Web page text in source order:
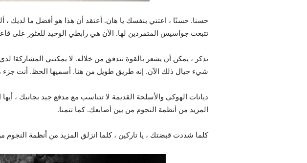
حسنا. حسنًا ، اعتني بنفسك يا هان. أعتقد أن هذا هو أفضل ما لديك
تتبعت جواسيس المتمردين لها. الآن هي رابطي الوحيد للعثور على
تذكر ، يمكن أن يشعر بالقوة تتدفق من خلاله. لا يمكنني المشاركة!
شيء حيال ذلك الآن. إنه طريق طويل من هنا. أسميها الحظ. أنت جزء
ديانات الهوكي والأسلحة القديمة لا تتناسب مع مدفع جيد بجانبك ،
المزيد من أنظمة النجوم من بين أصابعك. كما تتمنا.
كلما شددت قبضتك ، يا تاركين ، كلما انزلق المزيد من أنظمة